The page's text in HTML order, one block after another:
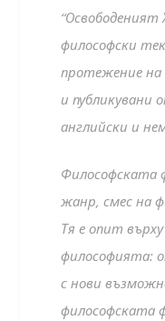
“Освободеният
философски
протежение на
и публикувани
английски и
Философската
жанр, смес на
Тя е опит
философията:
с нови
филосoфската